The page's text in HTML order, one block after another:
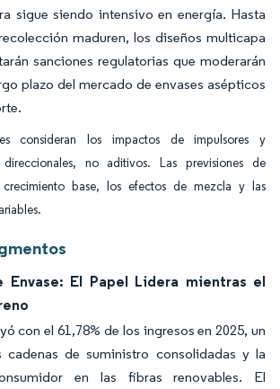
sigue siendo intensivo en energía. Hasta
maduren, los diseños multicapa
sanciones regulatorias que moderarán
plazo del mercado de envases asépticos
consideran los impactos de impulsores y
no aditivos. Las previsiones de
base, los efectos de mezcla y las
Envase: El Papel Lidera mientras el
con el 61,78% de los ingresos en 2025, un
de suministro consolidadas y la
en las fibras renovables. El